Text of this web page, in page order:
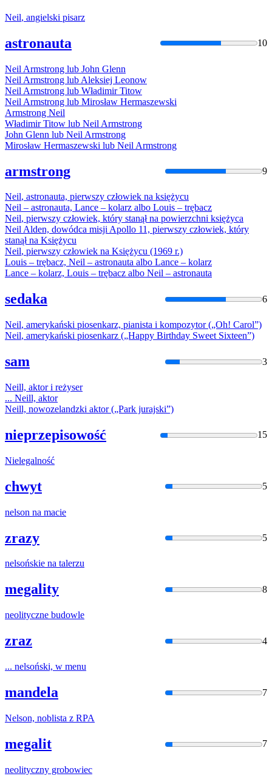
Neil, angielski pisarz
astronauta 10
Neil Armstrong lub John Glenn
Neil Armstrong lub Aleksiej Leonow
Neil Armstrong lub Władimir Titow
Neil Armstrong lub Mirosław Hermaszewski
Armstrong Neil
Władimir Titow lub Neil Armstrong
John Glenn lub Neil Armstrong
Mirosław Hermaszewski lub Neil Armstrong
armstrong 9
Neil, astronauta, pierwszy człowiek na księżycu
Neil – astronauta, Lance – kolarz albo Louis – trębacz
Neil, pierwszy człowiek, który stanął na powierzchni księżyca
NeilAlden, dowódca misji Apollo 11, pierwszy człowiek, który
stanął na Księżycu
Neil, pierwszy człowiek na Księżycu (1969 r.)
Louis – trębacz, Neil – astronauta albo Lance – kolarz
Lance – kolarz, Louis – trębacz albo Neil – astronauta
sedaka 6
Neil, amerykański piosenkarz, pianista i kompozytor („Oh! Carol”)
Neil, amerykański piosenkarz („Happy Birthday Sweet Sixteen”)
sam 3
Neill, aktor i reżyser
... Neill, aktor
Neill, nowozelandzki aktor („Park jurajski”)
nieprzepisowość 15
Nielegalność
chwyt 5
nelson na macie
zrazy 5
nelsońskie na talerzu
megality 8
neolityczne budowle
zraz 4
... nelsoński, w menu
mandela 7
Nelson, noblista z RPA
megalit 7
neolityczny grobowiec